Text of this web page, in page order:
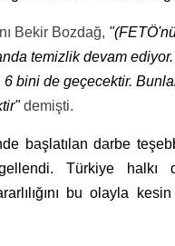
Bekir Bozdağ,
temizlik devam
6 bini de geçecektir.
demişti.
başlatılan darbe
Türkiye halkı
bu olayla